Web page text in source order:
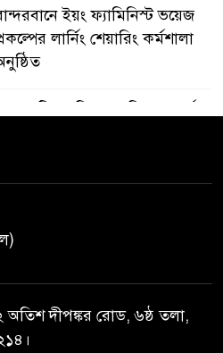
ইয়ং ফ্যামিনিস্ট ভয়েজ
লার্নিং শেয়ারিং কর্মশালা
শেষ পর্যায়ে, দ্রুত চার্জশিট
দীপঙ্কর রোড, ৬ষ্ঠ তলা,